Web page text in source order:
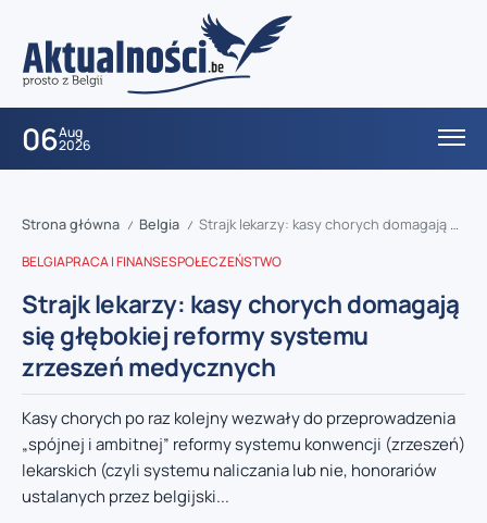
06Aug
2026
Strona główna / Belgia / Strajk lekarzy: kasy chorych domagają się głębokiej reformy systemu zrzeszeń medycznych
BELGIAPRACA I FINANSESPOŁECZEŃSTWO
Strajk lekarzy: kasy chorych domagają
się głębokiej reformy systemu
zrzeszeń medycznych
Kasy chorych po raz kolejny wezwały do przeprowadzenia
„spójnej i ambitnej” reformy systemu konwencji (zrzeszeń)
lekarskich (czyli systemu naliczania lub nie, honorariów
ustalanych przez belgijski...